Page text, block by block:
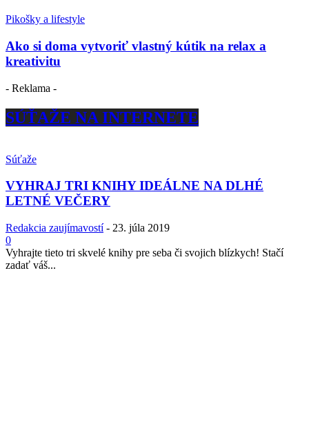
Pikošky a lifestyle
Ako si doma vytvoriť vlastný kútik na relax a
kreativitu
- Reklama -
SÚŤAŽE NA INTERNETE
Súťaže
VYHRAJ TRI KNIHY IDEÁLNE NA DLHÉ
LETNÉ VEČERY
Redakcia zaujímavostí - 23. júla 2019
0
Vyhrajte tieto tri skvelé knihy pre seba či svojich blízkych! Stačí
zadať váš...